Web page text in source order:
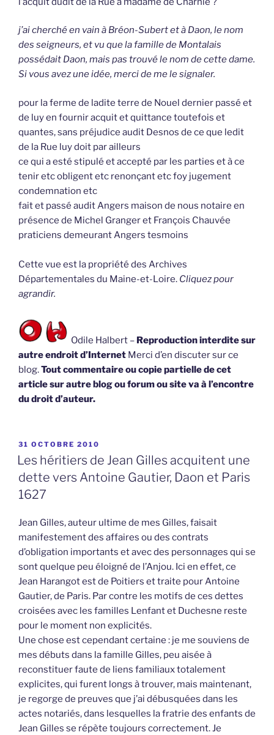
j’ai cherché en vain à Bréon-Subert et à Daon, le nom
des seigneurs, et vu que la famille de Montalais
possédait Daon, mais pas trouvé le nom de cette dame.
Si vous avez une idée, merci de me le signaler.
pour la ferme de ladite terre de Nouel dernier passé et
de luy en fournir acquit et quittance toutefois et
quantes, sans préjudice audit Desnos de ce que ledit
de la Rue luy doit par ailleurs
ce qui a esté stipulé et accepté par les parties et à ce
tenir etc obligent etc renonçant etc foy jugement
condemnation etc
fait et passé audit Angers maison de nous notaire en
présence de Michel Granger et François Chauvée
praticiens demeurant Angers tesmoins
Cette vue est la propriété des Archives
Départementales du Maine-et-Loire. Cliquez pour
agrandir.
Odile Halbert – Reproduction interdite sur
autre endroit d’Internet Merci d’en discuter sur ce
blog.Tout commentaire ou copie partielle de cet
article sur autre blog ou forum ou site va à l’encontre
du droit d’auteur.
PUBLIÉ
LE
31 OCTOBRE 2010
Les héritiers de Jean Gilles acquitent une
dette vers Antoine Gautier, Daon et Paris
1627
Jean Gilles, auteur ultime de mes Gilles, faisait
manifestement des affaires ou des contrats
d’obligation importants et avec des personnages qui se
sont quelque peu éloigné de l’Anjou. Ici en effet, ce
Jean Harangot est de Poitiers et traite pour Antoine
Gautier, de Paris. Par contre les motifs de ces dettes
croisées avec les familles Lenfant et Duchesne reste
pour le moment non explicités.
Une chose est cependant certaine : je me souviens de
mes débuts dans la famille Gilles, peu aisée à
reconstituer faute de liens familiaux totalement
explicites, qui furent longs à trouver, mais maintenant,
je regorge de preuves que j’ai débusquées dans les
actes notariés, dans lesquelles la fratrie des enfants de
Jean Gilles se répète toujours correctement. Je